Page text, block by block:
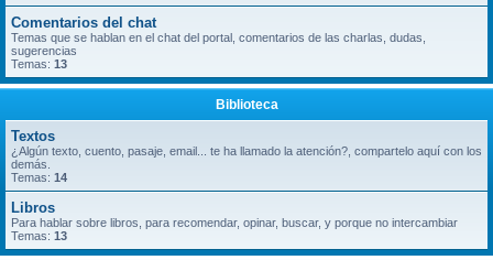
Comentarios del chat
Temas que se hablan en el chat del portal, comentarios de las charlas, dudas,
sugerencias
Temas: 13
Biblioteca
Textos
¿Algún texto, cuento, pasaje, email... te ha llamado la atención?, compartelo aquí con los
demás.
Temas: 14
Libros
Para hablar sobre libros, para recomendar, opinar, buscar, y porque no intercambiar
Temas: 13